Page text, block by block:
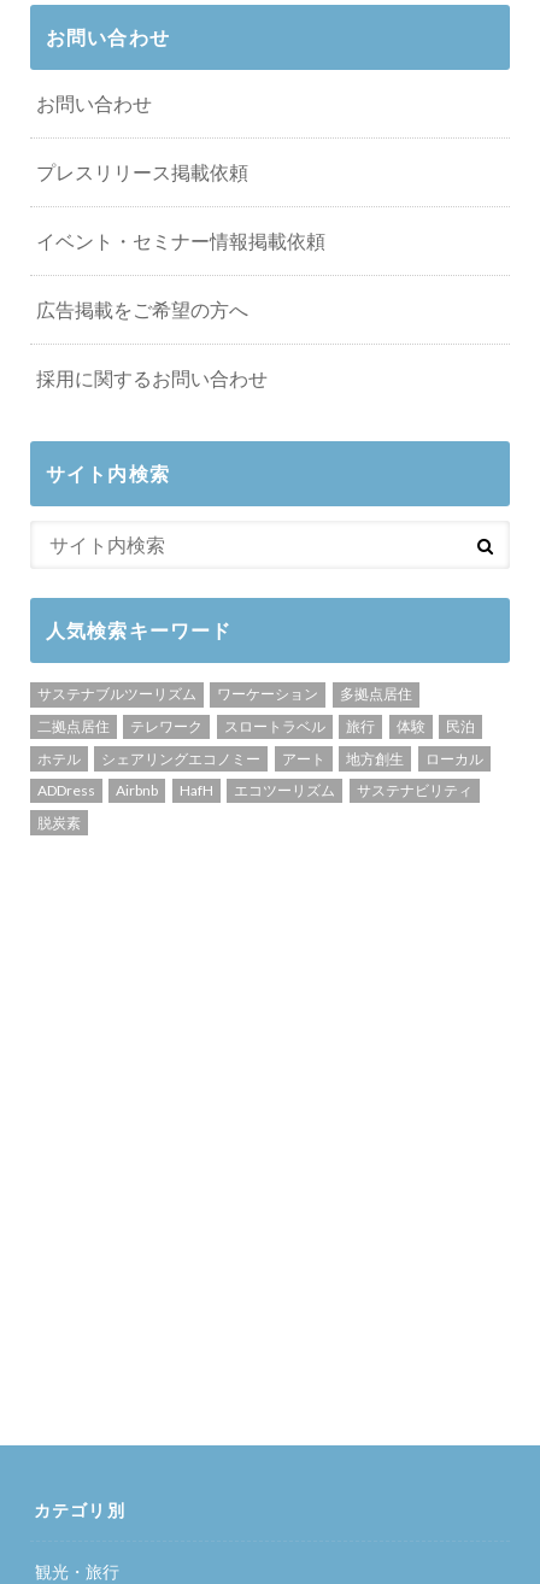
お問い合わせ
お問い合わせ
プレスリリース掲載依頼
イベント・セミナー情報掲載依頼
広告掲載をご希望の方へ
採用に関するお問い合わせ
サイト内検索
人気検索キーワード
サステナブルツーリズム ワーケーション
多拠点居住
二拠点居住
テレワーク スロートラベル 旅行 体験
民泊
ホテル
シェアリングエコノミー アート 地方創生
ローカル
ADDress
Airbnb HafH エコツーリズム
サステナビリティ
脱炭素
カテゴリ別
観光・旅行